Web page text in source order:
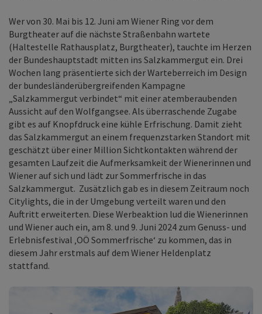
Wer von 30. Mai bis 12. Juni am Wiener Ring vor dem
Burgtheater auf die nächste Straßenbahn wartete
(Haltestelle Rathausplatz, Burgtheater), tauchte im Herzen
der Bundeshauptstadt mitten ins Salzkammergut ein. Drei
Wochen lang präsentierte sich der Warteberreich im Design
der bundesländerübergreifenden Kampagne
„Salzkammergut verbindet“ mit einer atemberaubenden
Aussicht auf den Wolfgangsee. Als überraschende Zugabe
gibt es auf Knopfdruck eine kühle Erfrischung. Damit zieht
das Salzkammergut an einem frequenzstarken Standort mit
geschätzt über einer Million Sichtkontakten während der
gesamten Laufzeit die Aufmerksamkeit der Wienerinnen und
Wiener auf sich und lädt zur Sommerfrische in das
Salzkammergut. Zusätzlich gab es in diesem Zeitraum noch
Citylights, die in der Umgebung verteilt waren und den
Auftritt erweiterten. Diese Werbeaktion lud die Wienerinnen
und Wiener auch ein, am 8. und 9. Juni 2024 zum Genuss- und
Erlebnisfestival ‚OÖ Sommerfrische‘ zu kommen, das in
diesem Jahr erstmals auf dem Wiener Heldenplatz
stattfand.